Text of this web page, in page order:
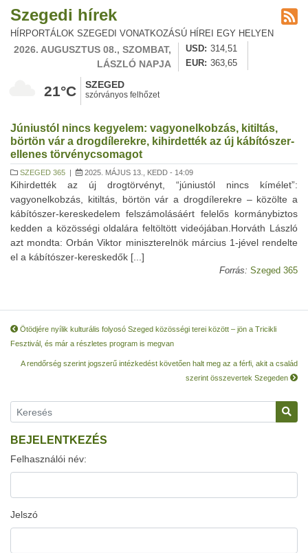
Szegedi hírek
HÍRPORTÁLOK SZEGEDI VONATKOZÁSÚ HÍREI EGY HELYEN
2026. AUGUSZTUS 08., SZOMBAT,
LÁSZLÓ NAPJA
USD
314,51
EUR
363,65
21°C SZEGED
szórványos felhőzet
Júniustól nincs kegyelem: vagyonelkobzás, kitiltás,
börtön vár a drogdílerekre, kihirdették az új kábítószer-
ellenes törvénycsomagot
SZEGED 365 | 2025. MÁJUS 13., KEDD - 14:09
Kihirdették az új drogtörvényt, “júniustól nincs kímélet”:
vagyonelkobzás, kitiltás, börtön vár a drogdílerekre – közölte a
kábítószer-kereskedelem felszámolásáért felelős kormánybiztos
kedden a közösségi oldalára feltöltött videójában.Horváth László
azt mondta: Orbán Viktor miniszterelnök március 1-jével rendelte
el a kábítószer-kereskedők [...]
Forrás: Szeged 365
Ötödjére nyílik kulturális folyosó Szeged közösségi terei között – jön a Tricikli
Fesztivál, és már a részletes program is megvan
A rendőrség szerint jogszerű intézkedést követően halt meg az a férfi, akit a család
szerint összevertek Szegeden
BEJELENTKEZÉS
Felhasználói név:
Jelszó